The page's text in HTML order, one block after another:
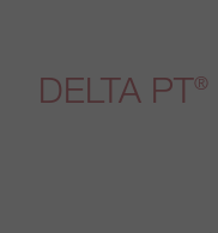
DELTA PT®